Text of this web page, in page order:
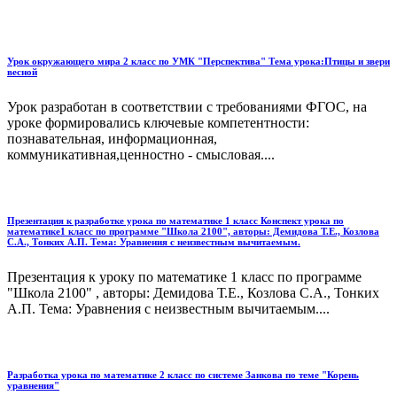
Урок окружающего мира 2 класс по УМК "Перспектива" Тема урока:Птицы и звери
весной
Урок разработан в соответствии с требованиями ФГОС, на
уроке формировались ключевые компетентности:
познавательная, информационная,
коммуникативная,ценностно - смысловая....
Презентация к разработке урока по математике 1 класс Конспект урока по
математике1 класс по программе "Школа 2100", авторы: Демидова Т.Е., Козлова
С.А., Тонких А.П. Тема: Уравнения с неизвестным вычитаемым.
Презентация к уроку по математике 1 класс по программе
"Школа 2100" , авторы: Демидова Т.Е., Козлова С.А., Тонких
А.П. Тема: Уравнения с неизвестным вычитаемым....
Разработка урока по математике 2 класс по системе Занкова по теме "Корень
уравнения"